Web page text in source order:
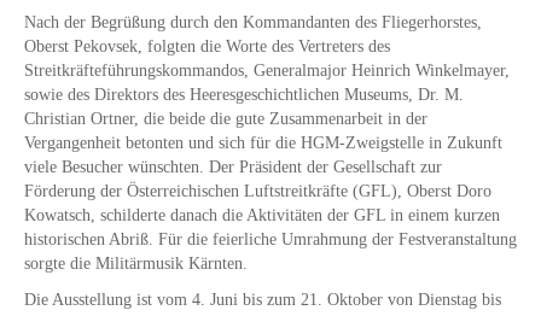
Nach der Begrüßung durch den Kommandanten des Fliegerhorstes,
Oberst Pekovsek, folgten die Worte des Vertreters des
Streitkräfteführungskommandos, Generalmajor Heinrich Winkelmayer,
sowie des Direktors des Heeresgeschichtlichen Museums, Dr. M.
Christian Ortner, die beide die gute Zusammenarbeit in der
Vergangenheit betonten und sich für die HGM-Zweigstelle in Zukunft
viele Besucher wünschten. Der Präsident der Gesellschaft zur
Förderung der Österreichischen Luftstreitkräfte (GFL), Oberst Doro
Kowatsch, schilderte danach die Aktivitäten der GFL in einem kurzen
historischen Abriß. Für die feierliche Umrahmung der Festveranstaltung
sorgte die Militärmusik Kärnten.
Die Ausstellung ist vom 4. Juni bis zum 21. Oktober von Dienstag bis